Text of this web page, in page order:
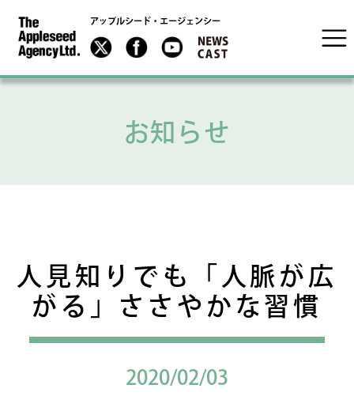
アップルシード・エージェンシー
お知らせ
人見知りでも「人脈が広
がる」ささやかな習慣
2020/02/03